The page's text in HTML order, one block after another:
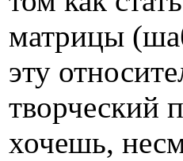
матрицы
эту
творческий
хочешь,